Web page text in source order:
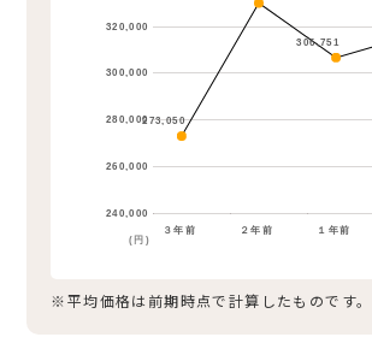
３年前 ２年前 １年前
240,000
260,000
280,000
300,000
320,000
273,050
306,751
(円)
※平均価格は前期時点で計算したものです。